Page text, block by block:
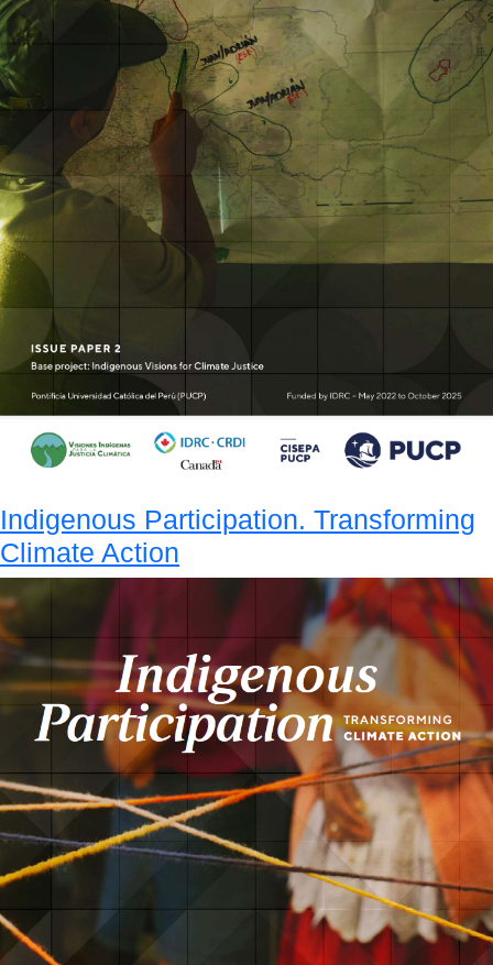
Indigenous Participation. Transforming
Climate Action